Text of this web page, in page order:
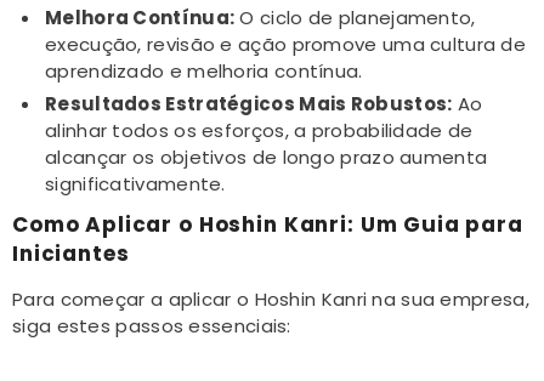
Melhora Contínua:O ciclo de planejamento,
execução, revisão e ação promove uma cultura de
aprendizado e melhoria contínua.
Resultados Estratégicos Mais Robustos: Ao
alinhar todos os esforços, a probabilidade de
alcançar os objetivos de longo prazo aumenta
significativamente.
Como Aplicar o Hoshin Kanri: Um Guia para
Iniciantes
Para começar a aplicar o Hoshin Kanri na sua empresa,
siga estes passos essenciais: